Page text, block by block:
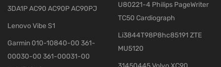
3DA1P AC90 AC90P AC90PJ
Lenovo Vibe S1
Garmin 010-10840-00 361-
00030-00 361-00031-00
U80221-4 Philips PageWriter
TC50 Cardiograph
Li3844T98P8hc85191 ZTE
MU5120